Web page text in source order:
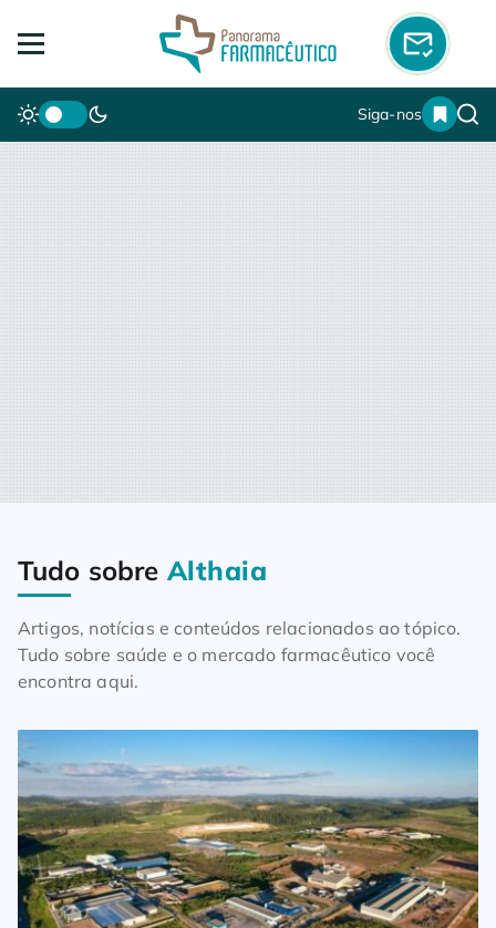
Siga-nos
Home Blog Tudo sobre Althaia
Tudo sobre Althaia
Artigos, notícias e conteúdos relacionados ao tópico.
Tudo sobre saúde e o mercado farmacêutico você
encontra aqui.